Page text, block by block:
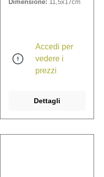
prestampato per valore,
Dimensione: 11,5x17cm
Accedi per
vedere i
prezzi
Dettagli